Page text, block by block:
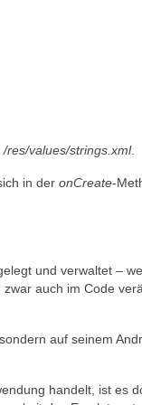
/res/values/strings.xml.
in der onCreate-
und verwaltet –
auch im Code
auf seinem
handelt, ist es